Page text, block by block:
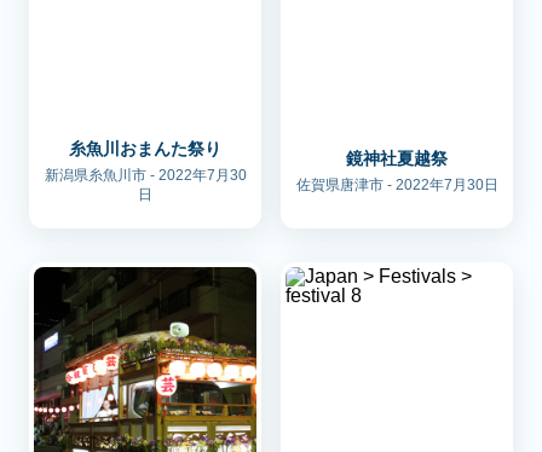
糸魚川おまんた祭り
新潟県糸魚川市 - 2022年7月30
日
鏡神社夏越祭
佐賀県唐津市 - 2022年7月30日